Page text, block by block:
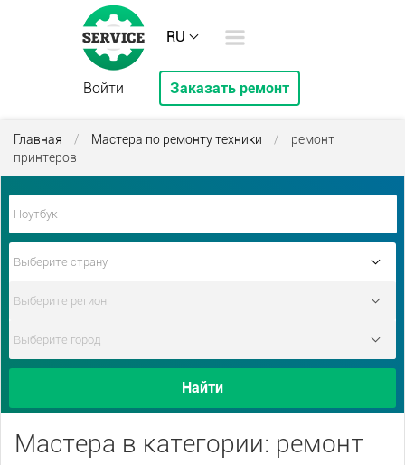
RU
Войти Заказать ремонт
Главная / Мастера по ремонту техники /
ремонт
принтеров
Найти
Мастера в категории: ремонт